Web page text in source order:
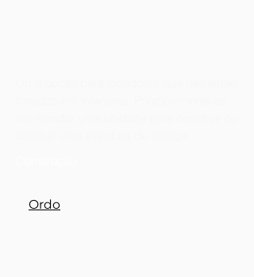
Ordo